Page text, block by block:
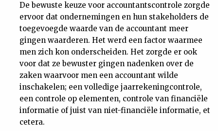
De bewuste keuze voor accountantscontrole zorgde
ervoor dat ondernemingen en hun stakeholders de
toegevoegde waarde van de accountant meer
gingen waarderen. Het werd een factor waarmee
men zich kon onderscheiden. Het zorgde er ook
voor dat ze bewuster gingen nadenken over de
zaken waarvoor men een accountant wilde
inschakelen; een volledige jaarrekeningcontrole,
een controle op elementen, controle van financiële
informatie of juist van niet-financiële informatie, et
cetera.